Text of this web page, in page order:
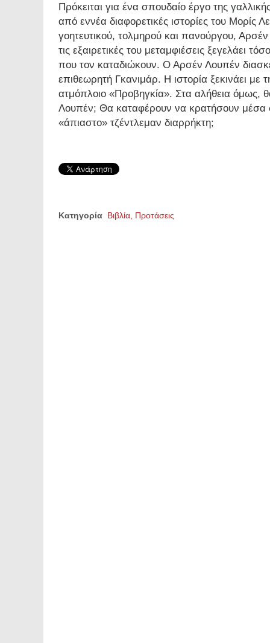
Πρόκειται για ένα σπουδαίο έργο της
από εννέα διαφορετικές ιστορίες του Μορίς
γοητευτικού, τολμηρού και πανούργου,
τις εξαιρετικές του μεταμφιέσεις ξεγελάει
που τον καταδιώκουν. Ο Αρσέν Λουπέν
επιθεωρητή Γκανιμάρ. Η ιστορία ξεκινάει
ατμόπλοιο «Προβηγκία». Στα αλήθεια όμως,
Λουπέν; Θα καταφέρουν να κρατήσουν μέσα
«άπιαστο» τζέντλεμαν διαρρήκτη;
Κατηγορία Βιβλία, Προτάσεις